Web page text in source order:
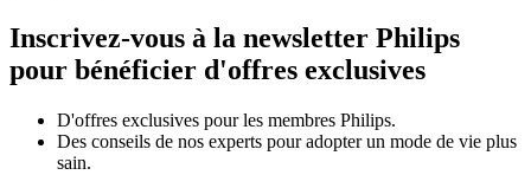
Inscrivez-vous à la newsletter Philips
pour bénéficier d'offres exclusives
D'offres exclusives pour les membres Philips.
Des conseils de nos experts pour adopter un mode de vie plus
sain.